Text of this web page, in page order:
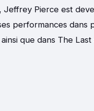
Jeffrey Pierce est
performances dans
que dans The Last